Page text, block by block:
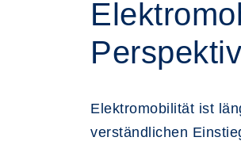
Elektromobilität ist
verständlichen